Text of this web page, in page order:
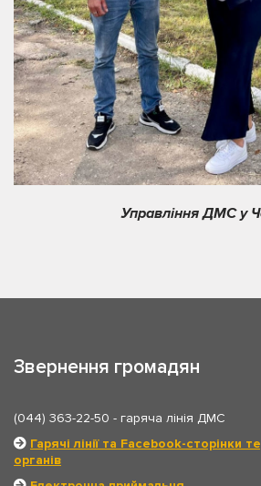
Управління ДМС у
Звернення громадян
(044) 363-22-50 - гаряча лінія ДМС
Гарячі лінії та Facebook-сторінки
органів